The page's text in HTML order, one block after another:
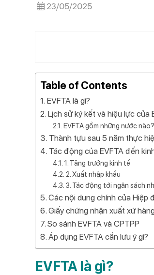
23/05/2025
Table of Contents
EVFTA là gì?
Lịch sử ký kết và hiệu lực của
EVFTA gồm những nước nào?
Thành tựu sau 5 năm thực
Tác động của EVFTA đến
1. Tăng trưởng kinh tế
2. Xuất nhập khẩu
3. Tác động tới ngân sách
Các nội dung chính của Hiệp
Giấy chứng nhận xuất xứ
So sánh EVFTA và CPTPP
Áp dụng EVFTA cần lưu ý gì?
EVFTA là gì?